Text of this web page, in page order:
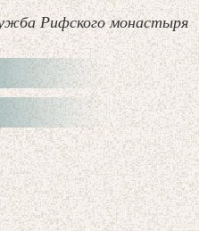
Рифского монастыря